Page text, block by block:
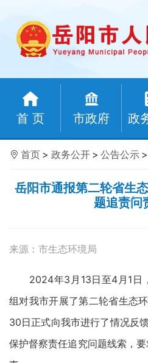
首 页 市政府 政
首页 > 政务公开 > 公告公示 >
岳阳市通报第二轮省生
题追责问
来源：市生态环境局
2024年3月13日至4月1日
组对我市开展了第二轮省生态
30日正式向我市进行了情况反
保护督察责任追究问题线索，